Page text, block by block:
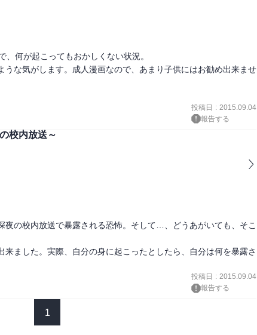
何が起こってもおかしくない状況。
うな気がします。成人漫画なので、あまり子供にはお勧め出来ませ
投稿日 : 2015.09.04
報告する
校内放送～
夜の校内放送で暴露される恐怖。そして…、どうあがいても、そこ
ました。実際、自分の身に起こったとしたら、自分は何を暴露さ
投稿日 : 2015.09.04
報告する
1